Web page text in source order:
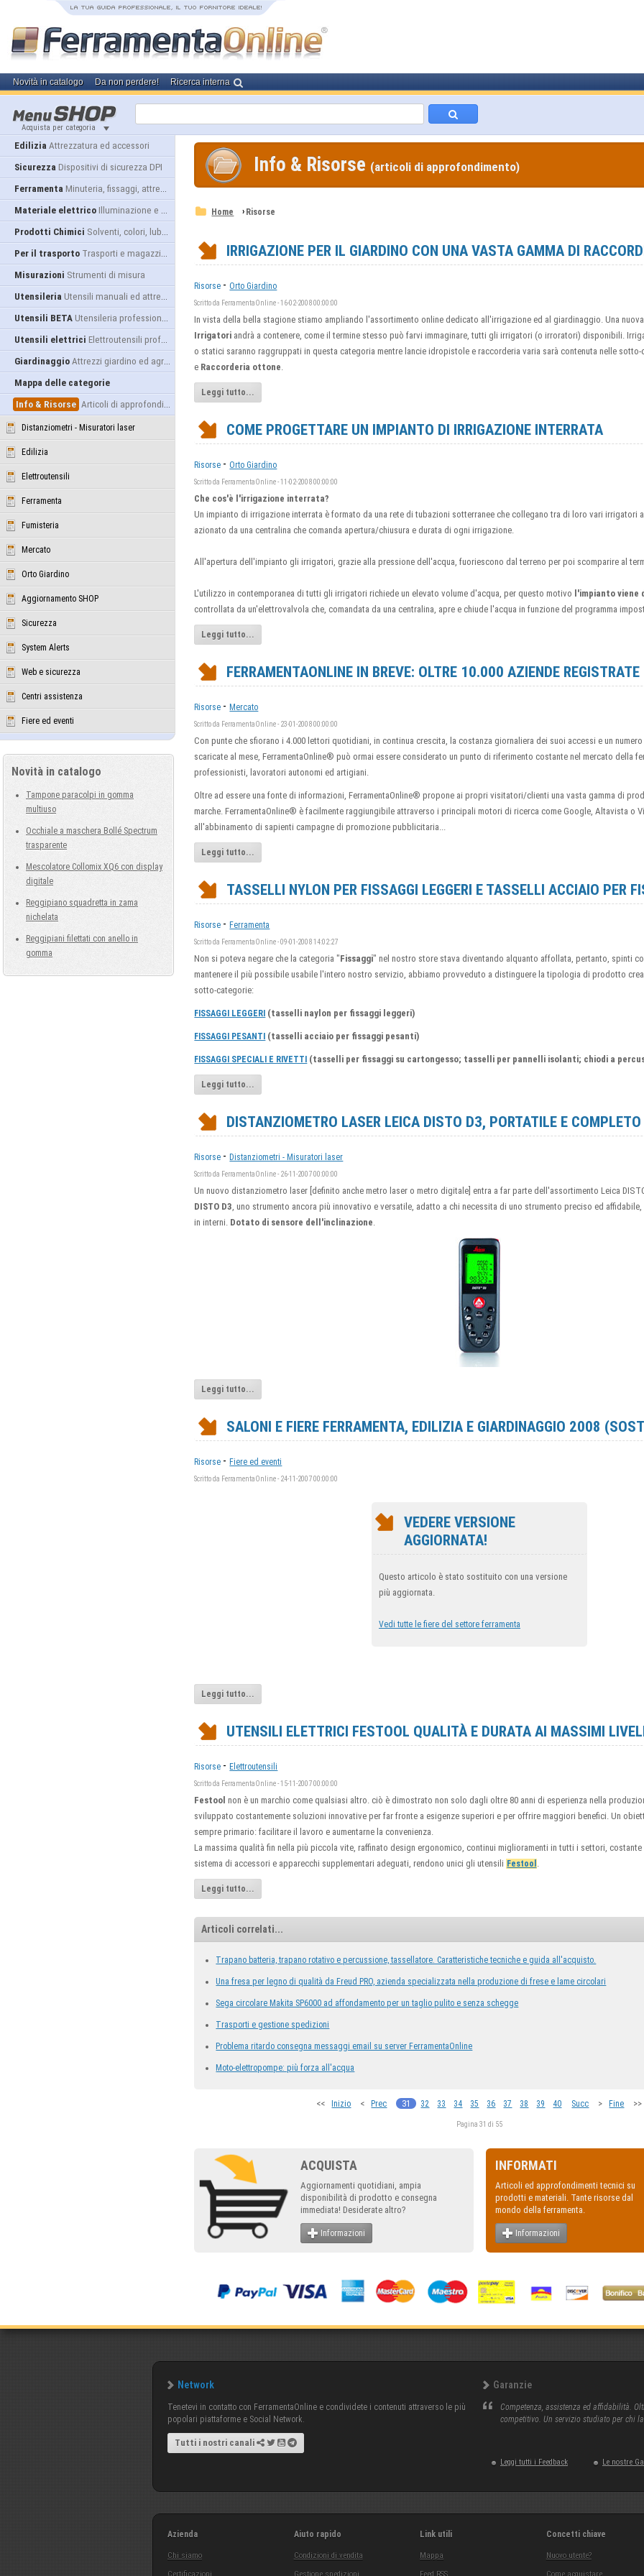
Novità in catalogo Da non perdere! Ricerca interna
Acquista per categoria
Edilizia Attrezzatura ed accessori
Sicurezza Dispositivi di sicurezza DPI
Ferramenta Minuteria, fissaggi, attrezzatura
Materiale elettrico Illuminazione e alimentazione
Prodotti Chimici Solventi, colori, lubrificanti...
Per il trasporto Trasporti e magazzino
Misurazioni Strumenti di misura
Utensileria Utensili manuali ed attrezzature
Utensili BETA Utensileria professionale
Utensili elettrici Elettroutensili professionali
Giardinaggio Attrezzi giardino ed agricoltura
Mappa delle categorie
Info & Risorse Articoli di approfondimento
Distanziometri - Misuratori laser
Edilizia
Elettroutensili
Ferramenta
Fumisteria
Mercato
Orto Giardino
Aggiornamento SHOP
Sicurezza
System Alerts
Web e sicurezza
Centri assistenza
Fiere ed eventi
Novità in catalogo
Tampone paracolpi in gomma
multiuso
Occhiale a maschera Bollé Spectrum
trasparente
Mescolatore Collomix XQ6 con display
digitale
Reggipiano squadretta in zama
nichelata
Reggipiani filettati con anello in
gomma
Info & Risorse (articoli di approfondimento)
Home › Risorse
IRRIGAZIONE PER IL GIARDINO CON UNA VASTA GAMMA DI
Risorse -Orto Giardino
Scritto da FerramentaOnline - 16-02-2008 00:00:00
In vista della bella stagione stiamo ampliando l'assortimento online dedicato all'irrigazione ed al giardinaggio. Una
Irrigatori andrà a contenere, come il termine stesso può farvi immaginare, tutti gli irrigatori (o irroratori) disponibili.
o statici saranno raggruppati in questa categoria mentre lancie idropistole e raccorderia varia sarà contenuta nelle sotto-
e Raccorderia ottone.
Leggi tutto...
COME PROGETTARE UN IMPIANTO DI IRRIGAZIONE INTERRATA
Risorse -Orto Giardino
Scritto da FerramentaOnline - 11-02-2008 00:00:00
Che cos'è l'irrigazione interrata?
Un impianto di irrigazione interrata è formato da una rete di tubazioni sotterranee che collegano tra di loro vari irrigatori
azionato da una centralina che comanda apertura/chiusura e durata di ogni irrigazione.
All'apertura dell'impianto gli irrigatori, grazie alla pressione dell'acqua, fuoriescono dal terreno per poi scomparire al
L'utilizzo in contemporanea di tutti gli irrigatori richiede un elevato volume d'acqua, per questo motivo l'impianto viene
controllata da un'elettrovalvola che, comandata da una centralina, apre e chiude l'acqua in funzione del programma
Leggi tutto...
FERRAMENTAONLINE IN BREVE: OLTRE 10.000 AZIENDE REGISTRATE
Risorse -Mercato
Scritto da FerramentaOnline - 23-01-2008 00:00:00
Con punte che sfiorano i 4.000 lettori quotidiani, in continua crescita, la costanza giornaliera dei suoi accessi e un
scaricate al mese, FerramentaOnline® può ormai essere considerato un punto di riferimento costante nel mercato della
professionisti, lavoratori autonomi ed artigiani.
Oltre ad essere una fonte di informazioni, FerramentaOnline® propone ai propri visitatori/clienti una vasta gamma di
marche. FerramentaOnline® è facilmente raggiungibile attraverso i principali motori di ricerca come Google, Altavista o
all'abbinamento di sapienti campagne di promozione pubblicitaria...
Leggi tutto...
TASSELLI NYLON PER FISSAGGI LEGGERI E TASSELLI ACCIAIO PER
Risorse -Ferramenta
Scritto da FerramentaOnline - 09-01-2008 14:02:27
Non si poteva negare che la categoria "Fissaggi" nel nostro store stava diventando alquanto affollata, pertanto, spinti
mantenere il più possibile usabile l'intero nostro servizio, abbiamo provveduto a distinguere la tipologia di prodotto
sotto-categorie:
FISSAGGI LEGGERI (tasselli naylon per fissaggi leggeri)
FISSAGGI PESANTI (tasselli acciaio per fissaggi pesanti)
FISSAGGI SPECIALI E RIVETTI (tasselli per fissaggi su cartongesso; tasselli per pannelli isolanti; chiodi a
Leggi tutto...
DISTANZIOMETRO LASER LEICA DISTO D3, PORTATILE E
Risorse -Distanziometri - Misuratori laser
Scritto da FerramentaOnline - 26-11-2007 00:00:00
Un nuovo distanziometro laser [definito anche metro laser o metro digitale] entra a far parte dell'assortimento Leica
DISTO D3, uno strumento ancora più innovativo e versatile, adatto a chi necessita di uno strumento preciso ed
in interni. Dotato di sensore dell'inclinazione.
Leggi tutto...
SALONI E FIERE FERRAMENTA, EDILIZIA E GIARDINAGGIO 2008
Risorse -Fiere ed eventi
Scritto da FerramentaOnline - 24-11-2007 00:00:00
VEDERE VERSIONE
AGGIORNATA!
Questo articolo è stato sostituito con una versione
più aggiornata.
Vedi tutte le fiere del settore ferramenta
Leggi tutto...
UTENSILI ELETTRICI FESTOOL QUALITÀ E DURATA AI MASSIMI
Risorse -Elettroutensili
Scritto da FerramentaOnline - 15-11-2007 00:00:00
Festool non è un marchio come qualsiasi altro. ciò è dimostrato non solo dagli oltre 80 anni di esperienza nella
sviluppato costantemente soluzioni innovative per far fronte a esigenze superiori e per offrire maggiori benefici. Un
sempre primario: facilitare il lavoro e aumentarne la convenienza.
La massima qualità fin nella più piccola vite, raffinato design ergonomico, continui miglioramenti in tutti i settori,
sistema di accessori e apparecchi supplementari adeguati, rendono unici gli utensili Festool .
Leggi tutto...
Articoli correlati...
Trapano batteria, trapano rotativo e percussione, tassellatore. Caratteristiche tecniche e guida all'acquisto.
Una fresa per legno di qualità da Freud PRO, azienda specializzata nella produzione di frese e lame circolari
Sega circolare Makita SP6000 ad affondamento per un taglio pulito e senza schegge
Trasporti e gestione spedizioni
Problema ritardo consegna messaggi email su server FerramentaOnline
Moto-elettropompe: più forza all'acqua
<< Inizio < Prec 31 32 33 34 35 36 37 38 39 40 Succ > Fine >>
Pagina 31 di 55
ACQUISTA
Aggiornamenti quotidiani, ampia
disponibilità di prodotto e consegna
immediata! Desiderate altro?
Informazioni
INFORMATI
Articoli ed approfondimenti tecnici su
prodotti e materiali. Tante risorse dal
mondo della ferramenta.
Informazioni
Network
Tenetevi in contatto con FerramentaOnline e condividete i contenuti attraverso le più
popolari piattaforme e Social Network.
Tutti i nostri canali
Garanzie
Competenza, assistenza ed affidabilità.
competitivo. Un servizio studiato per chi
Leggi tutti i Feedback Le nostre
Azienda
Chi siamo
Aiuto rapido
Condizioni di vendita
Link utili
Mappa
Concetti chiave
Nuovo utente?